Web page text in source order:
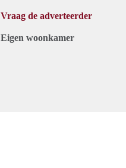
Vraag de adverteerder
Eigen woonkamer